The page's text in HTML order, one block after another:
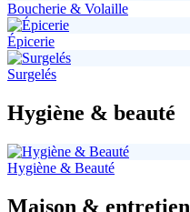
Boucherie & Volaille
Épicerie
Surgelés
Hygiène & beauté
Hygiène & Beauté
Maison & entretien